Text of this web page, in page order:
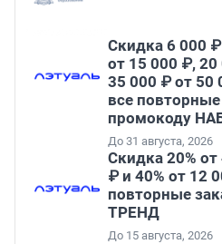
Скидка 6 000
от 15 000 ₽,
35 000 ₽ от 50
все
промокоду
До 31 августа, 2026
Скидка 20% от
₽ и 40% от 12
повторные
ТРЕНД
До 15 августа, 2026